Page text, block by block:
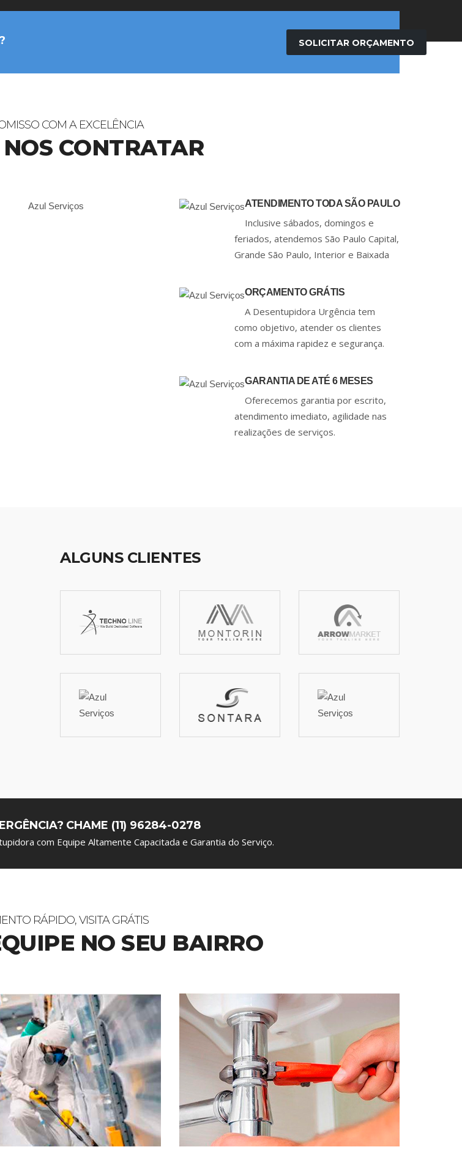
SOLICITAR ORÇAMENTO
COM A EXCELÊNCIA
CONTRATAR
ATENDIMENTO TODA SÃO PAULO
Inclusive sábados, domingos e
feriados, atendemos São Paulo Capital,
Grande São Paulo, Interior e Baixada
ORÇAMENTO GRÁTIS
A Desentupidora Urgência tem
como objetivo, atender os clientes
com a máxima rapidez e segurança.
GARANTIA DE ATÉ 6 MESES
Oferecemos garantia por escrito,
atendimento imediato, agilidade nas
realizações de serviços.
ALGUNS CLIENTES
CHAME (11) 96284-0278
com Equipe Altamente Capacitada e Garantia do Serviço.
RÁPIDO, VISITA GRÁTIS
NO SEU BAIRRO
Somos a AzulServiços,
especializados em uma ampla
gama de serviços. Entre em
contato conosco pelo WhatsApp
para mais informações e suporte!
Orçamento Online